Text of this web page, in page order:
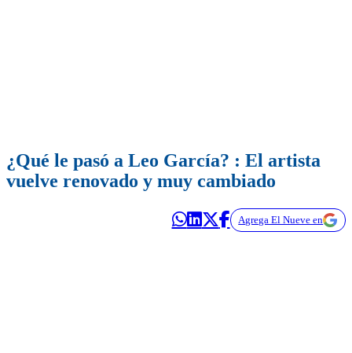
¿Qué le pasó a Leo García? : El artista
vuelve renovado y muy cambiado
Agrega El Nueve en